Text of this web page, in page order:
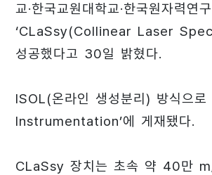
교·한국교원대학교·한국원자력
‘CLaSsy(Collinear Laser
성공했다고 30일 밝혔다.
ISOL(온라인 생성분리) 방식으
Instrumentation’에 게재됐다.
CLaSsy 장치는 초속 약 40만